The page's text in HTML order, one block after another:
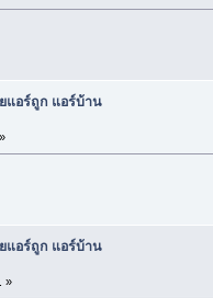
แอร์ถูก แอร์บ้าน
แอร์ถูก แอร์บ้าน
»